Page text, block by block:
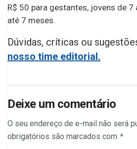
R$ 50 para gestantes, jovens de 7
até 7 meses.
Dúvidas, críticas ou
nosso time editorial.
Deixe um comentário
O seu endereço de e-mail não será
obrigatórios são marcados com *